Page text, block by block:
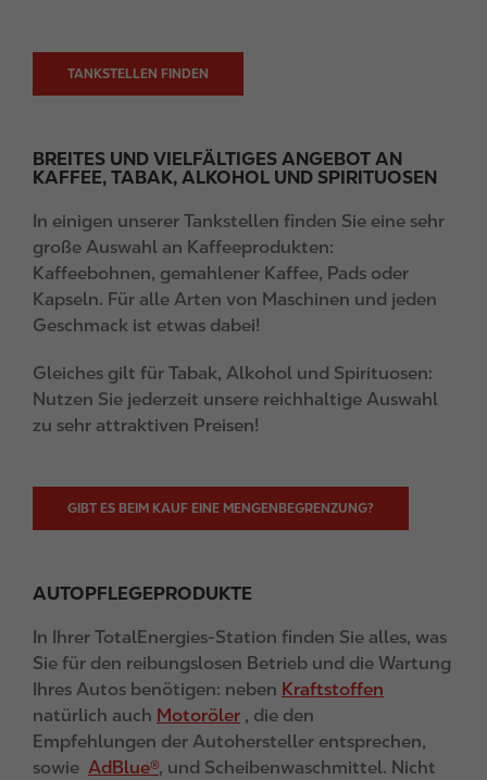
TANKSTELLEN FINDEN
BREITES UND VIELFÄLTIGES ANGEBOT AN
KAFFEE, TABAK, ALKOHOL UND SPIRITUOSEN
In einigen unserer Tankstellen finden Sie eine sehr
große Auswahl an Kaffeeprodukten:
Kaffeebohnen, gemahlener Kaffee, Pads oder
Kapseln. Für alle Arten von Maschinen und jeden
Geschmack ist etwas dabei!
Gleiches gilt für Tabak, Alkohol und Spirituosen:
Nutzen Sie jederzeit unsere reichhaltige Auswahl
zu sehr attraktiven Preisen!
GIBT ES BEIM KAUF EINE MENGENBEGRENZUNG?
AUTOPFLEGEPRODUKTE
In Ihrer TotalEnergies-Station finden Sie alles, was
Sie für den reibungslosen Betrieb und die Wartung
Ihres Autos benötigen: neben Kraftstoffen
natürlich auch Motoröler , die den
Empfehlungen der Autohersteller entsprechen,
sowie AdBlue®, und Scheibenwaschmittel. Nicht